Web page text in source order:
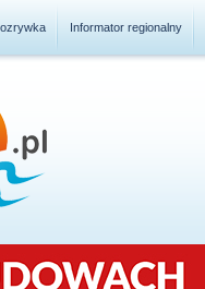
Informator regionalny